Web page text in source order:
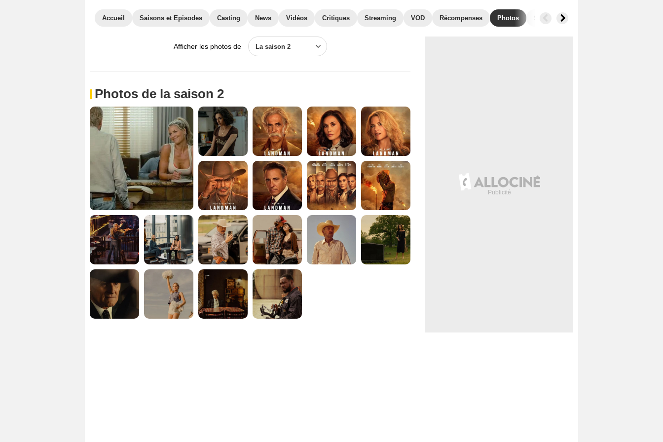
Accueil Saisons et Episodes Casting News Vidéos Critiques Streaming VOD Récompenses Photos Séries similaires
Afficher les photos de La saison 2
Photos de la saison 2